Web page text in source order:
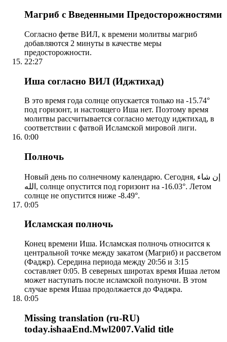
Магриб с Введенными Предосторожностями
Согласно фетве ВИЛ, к времени молитвы магриб
добавляются 2 минуты в качестве меры
предосторожности.
22:27
Иша согласно ВИЛ (Иджтихад)
В это время года солнце опускается только на -15.74°
под горизонт, и настоящего Иша нет. Поэтому время
молитвы рассчитывается согласно методу иджтихад, в
соответствии с фатвой Исламской мировой лиги.
0:00
Полночь
Новый день по солнечному календарю. Сегодня, إن شاء
الله, солнце опустится под горизонт на -16.03°. Летом
солнце не опустится ниже -8.49°.
0:05
Исламская полночь
Конец времени Иша. Исламская полночь относится к
центральной точке между закатом (Магриб) и рассветом
(Фаджр). Середина периода между 20:56 и 3:15
составляет 0:05. В северных широтах время Ишаа летом
может наступать после исламской полуночи. В этом
случае время Ишаа продолжается до Фаджра.
0:05
Missing translation (ru-RU)
today.ishaaEnd.Mwl2007.Valid title